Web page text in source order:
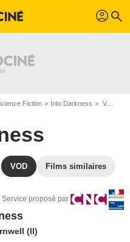
profil search
Fiction Into Darkness VOD Into Darkness
VOD Films similaires
Service proposé par
(II)